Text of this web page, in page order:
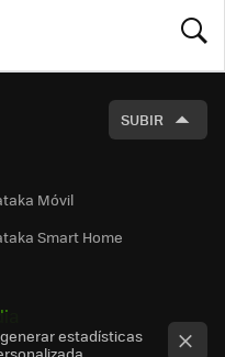
SUBIR
Móvil
Smart Home
estadísticas